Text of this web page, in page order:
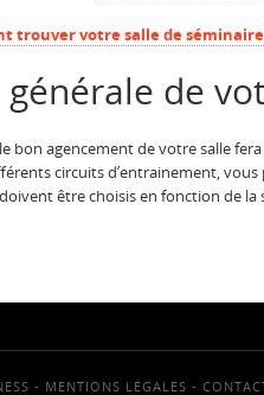
trouver votre salle de séminaire
générale de
bon agencement de votre salle
circuits d’entrainement,
être choisis en fonction de
- MENTIONS LÉGALES -